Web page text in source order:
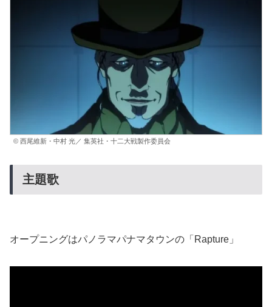
© 西尾維新・中村 光／ 集英社・十二大戦製作委員会
主題歌
オープニングはパノラマパナマタウンの「Rapture」